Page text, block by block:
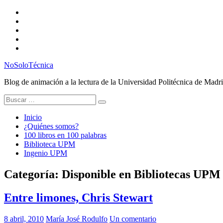
Saltar
contenido
NoSoloTécnica
Blog de animación a la lectura de la Universidad Politécnica de
Buscar:
Inicio
¿Quiénes somos?
100 libros en 100 palabras
Biblioteca UPM
Ingenio UPM
Categoría: Disponible en Bibliotecas UPM
Entre limones, Chris Stewart
8 abril, 2010 María José Rodulfo Un comentario